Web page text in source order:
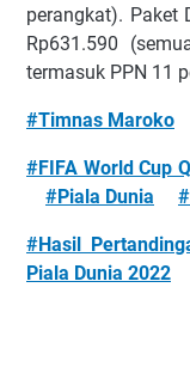
perangkat). Paket
Rp631.590
termasuk PPN 11
#Timnas Maroko
#FIFA World Cup
#Piala Dunia
#Hasil
Piala Dunia 2022